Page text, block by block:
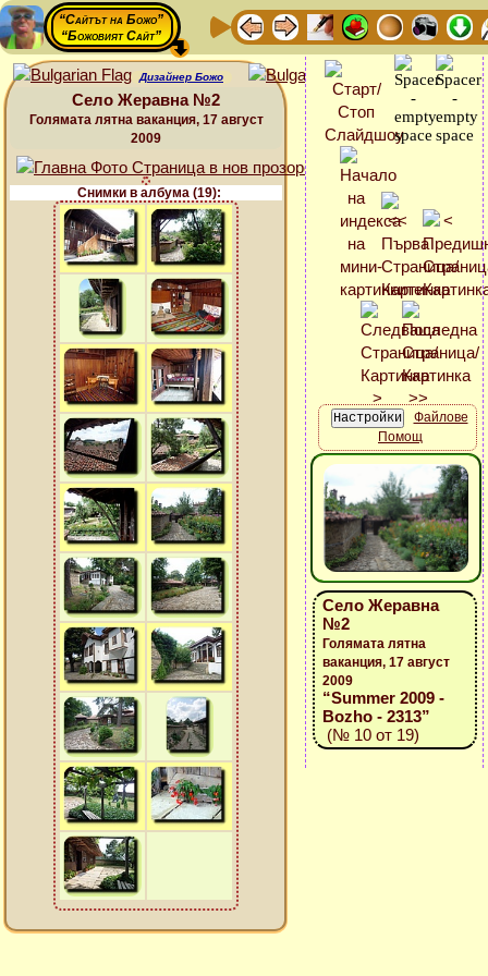
“Сайтът на Божо”
“Божовият Сайт”
Дизайнер Божо
Село Жеравна №2
Голямата лятна ваканция, 17 август
2009
Снимки в албума (19):
Файлове
Помощ
Село Жеравна
№2
Голямата лятна
ваканция, 17 август
2009
“Summer 2009 -
Bozho - 2313”
(№ 10 от 19)